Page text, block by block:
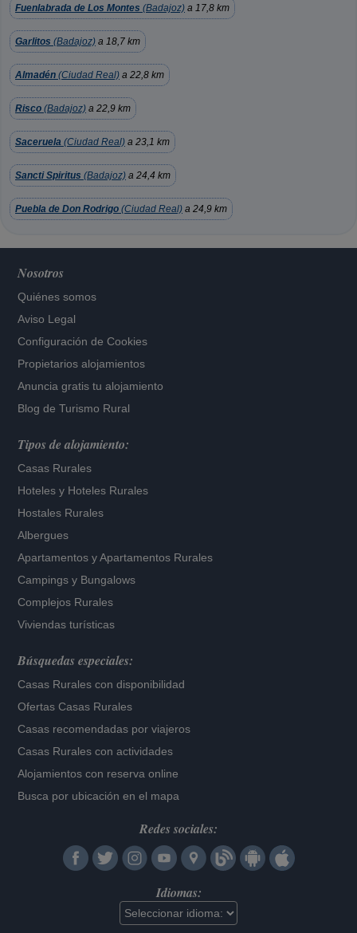
Fuenlabrada de Los Montes (Badajoz) a 17,8 km
Garlitos (Badajoz) a 18,7 km
Almadén (Ciudad Real) a 22,8 km
Risco (Badajoz) a 22,9 km
Saceruela (Ciudad Real) a 23,1 km
Sancti Spiritus (Badajoz) a 24,4 km
Puebla de Don Rodrigo (Ciudad Real) a 24,9 km
Nosotros
Quiénes somos
Aviso Legal
Configuración de Cookies
Propietarios alojamientos
Anuncia gratis tu alojamiento
Blog de Turismo Rural
Tipos de alojamiento:
Casas Rurales
Hoteles y Hoteles Rurales
Hostales Rurales
Albergues
Apartamentos yApartamentos Rurales
Campings y Bungalows
Complejos Rurales
Viviendas turísticas
Búsquedas especiales:
Casas Rurales con disponibilidad
Ofertas Casas Rurales
Casas recomendadas por viajeros
Casas Rurales con actividades
Alojamientos con reserva online
Busca por ubicación en el mapa
Redes sociales:
Idiomas: